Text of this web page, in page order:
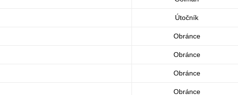
Útočník
Obránce
Obránce
Obránce
Obránce